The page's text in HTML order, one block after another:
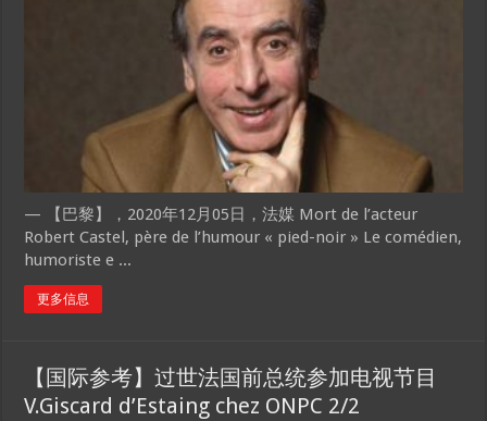
— 【巴黎】，2020年12月05日，法媒 Mort de l’acteur
Robert Castel, père de l’humour « pied-noir » Le comédien,
humoriste e ...
更多信息
【国际参考】过世法国前总统参加电视节目
V.Giscard d’Estaing chez ONPC 2/2